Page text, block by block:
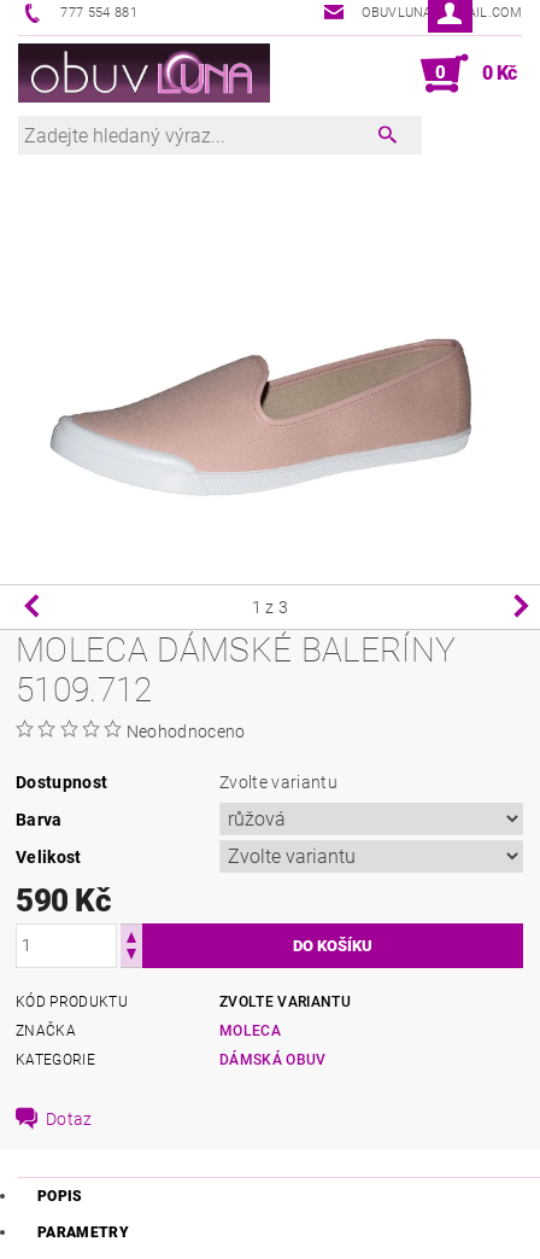
777 554 881 OBUVLUNA@GMAIL.COM
0 0 Kč
1 z 3
MOLECA DÁMSKÉ BALERÍNY
5109.712
Neohodnoceno
Dostupnost
Zvolte variantu
Barva
Velikost
590 Kč
KÓD PRODUKTU
ZVOLTE VARIANTU
ZNAČKA
MOLECA
KATEGORIE
DÁMSKÁ OBUV
Dotaz
POPIS
PARAMETRY